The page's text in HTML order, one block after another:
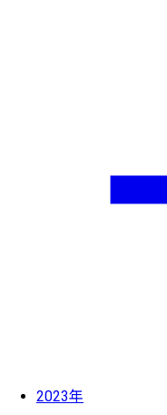
2023年